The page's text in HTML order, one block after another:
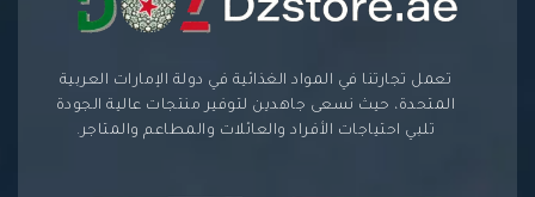
تعمل تجارتنا في المواد الغذائية في دولة الإمارات العربية
المتحدة، حيث نسعى جاهدين لتوفير منتجات عالية الجودة
تلبي احتياجات الأفراد والعائلات والمطاعم والمتاجر.